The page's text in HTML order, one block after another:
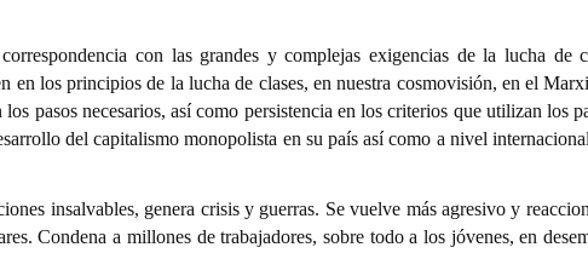
con las grandes y complejas exigencias de la lucha de
los principios de la lucha de clases, en nuestra cosmovisión, en el
pasos necesarios, así como persistencia en los criterios que utilizan los
del capitalismo monopolista en su país así como a nivel
insalvables, genera crisis y guerras. Se vuelve más agresivo y
Condena a millones de trabajadores, sobre todo a los jóvenes, en